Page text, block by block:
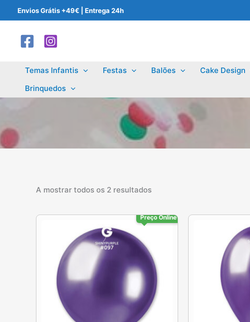
to
content
Envios Grátis +49€ | Entrega 24h
Temas Infantis Festas Balões Cake Design
Brinquedos
A mostrar todos os 2 resultados
Preço Online